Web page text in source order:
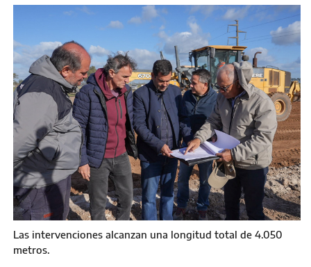
Las intervenciones alcanzan una longitud total de 4.050
metros.